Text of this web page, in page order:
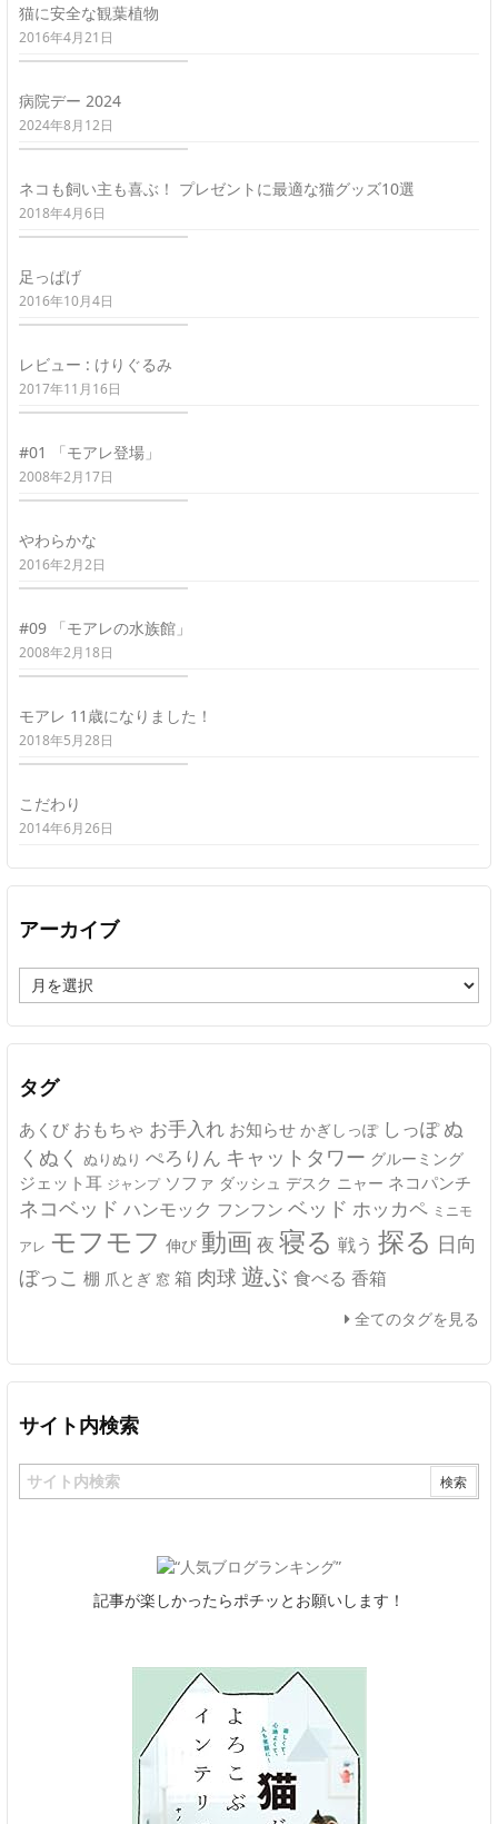
猫に安全な観葉植物
2016年4月21日
病院デー 2024
2024年8月12日
ネコも飼い主も喜ぶ！ プレゼントに最適な猫グッズ10選
2018年4月6日
足っぱげ
2016年10月4日
レビュー : けりぐるみ
2017年11月16日
#01 「モアレ登場」
2008年2月17日
やわらかな
2016年2月2日
#09 「モアレの水族館」
2008年2月18日
モアレ 11歳になりました！
2018年5月28日
こだわり
2014年6月26日
アーカイブ
ー
カ
イ
タグ
あくび おもちゃ お手入れ お知らせ かぎしっぽ しっぽ ぬ
くぬく ぬりぬり ぺろりん キャットタワー グルーミング
ジェット耳 ジャンプ ソファ ダッシュ デスク ニャー ネコパンチ
ネコベッド ハンモック フンフン ベッド ホッカペ ミニモ
アレ モフモフ 伸び 動画 夜 寝る 戦う 探る 日向
ぼっこ 棚 爪とぎ 窓 箱 肉球 遊ぶ 食べる 香箱
全てのタグを見る
サイト内検索
記事が楽しかったらポチッとお願いします！